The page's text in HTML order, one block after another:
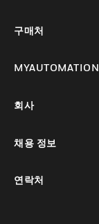
구매처
회사
채용 정보
연락처